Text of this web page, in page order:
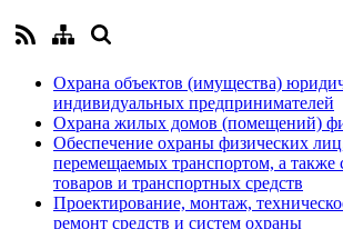
Охрана объектов (имущества)
индивидуальных предпринимателей
Охрана жилых домов (помещений)
Обеспечение охраны физических
перемещаемых транспортом, а также
товаров и транспортных средств
Проектирование, монтаж,
ремонт средств и систем охраны